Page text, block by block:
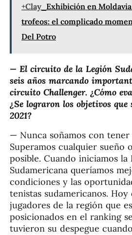
+Clay Exhibición en
trofeos: el complicado
Del Potro
— El circuito de la Legión
seis años marcando
circuito Challenger. ¿Cómo
¿Se lograron los objetivos
2021?
— Nunca soñamos con tener
Superamos cualquier sueño
posible. Cuando iniciamos la
Sudamericana queríamos
condiciones y las
tenistas sudamericanos.
jugadores de la región que
posicionados en el ranking
tuvieron su despegue